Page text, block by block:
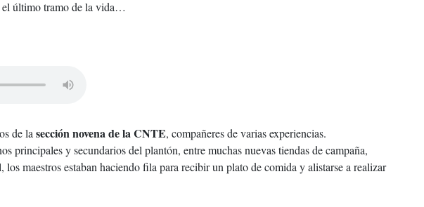
último tramo de la vida…
de la sección novena de la CNTE, compañeres de varias experiencias.
principales y secundarios del plantón, entre muchas nuevas tiendas de campaña,
los maestros estaban haciendo fila para recibir un plato de comida y alistarse a realizar